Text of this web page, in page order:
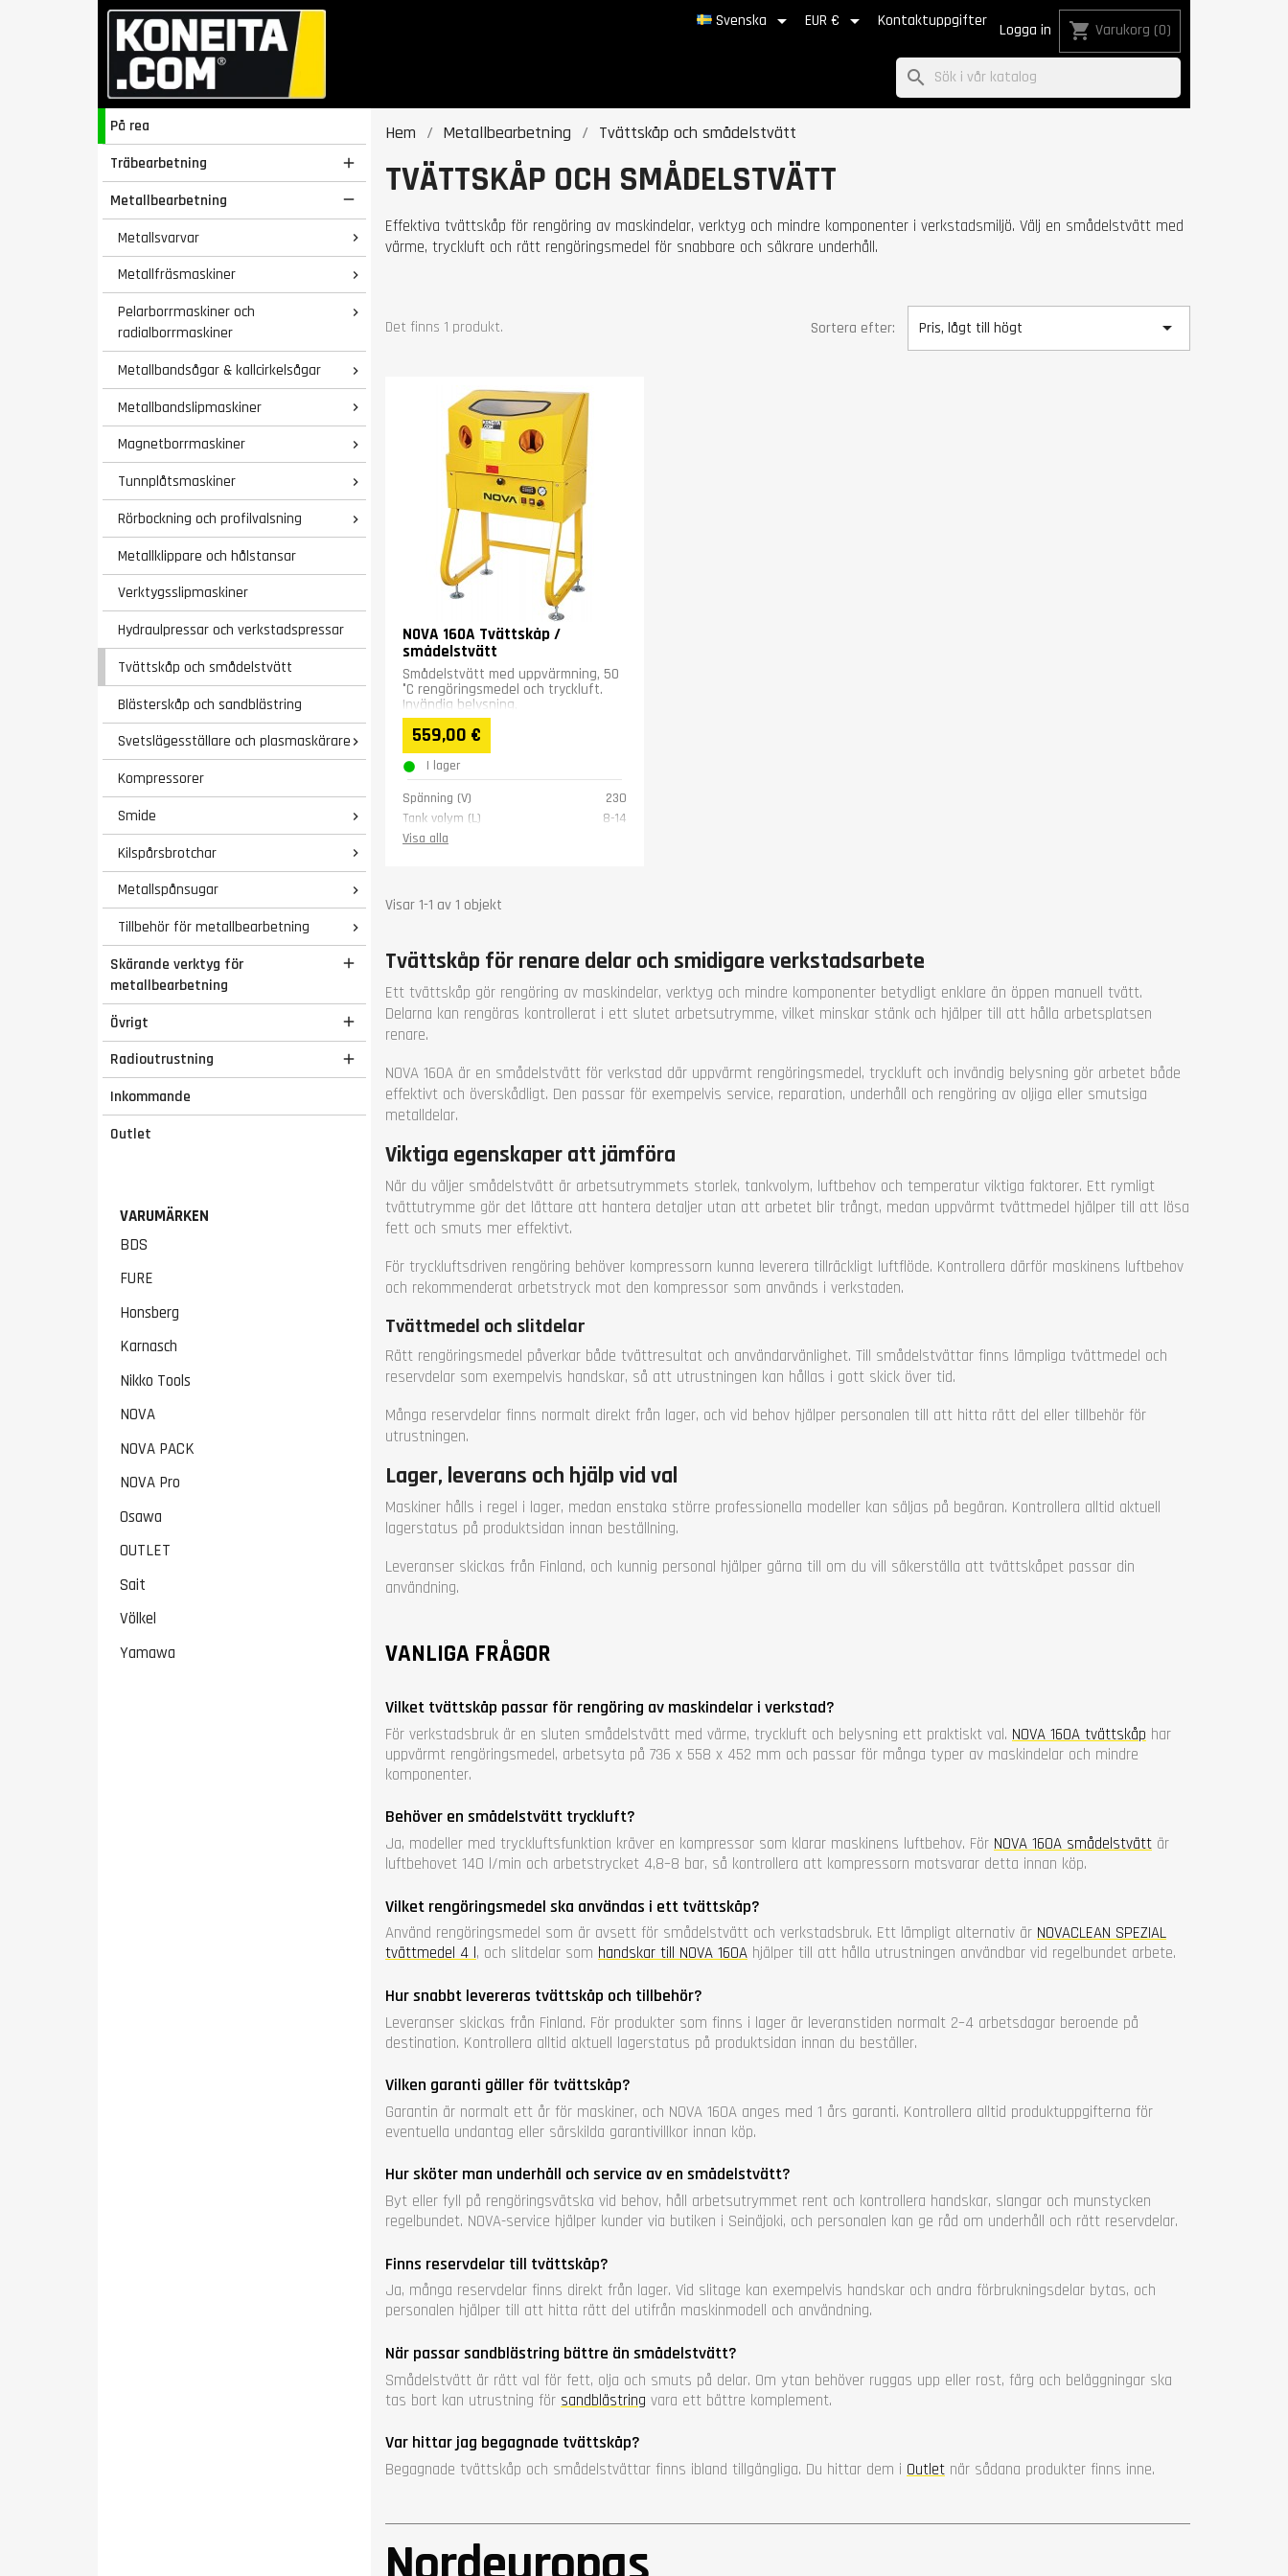
Svenska  EUR €  Kontaktuppgifter Logga in shopping_cart Varukorg (0)
search
På rea
Träbearbetning

Metallbearbetning 
Metallsvarvar 
Metallfräsmaskiner 
Pelarborrmaskiner och
radialborrmaskiner

Metallbandsågar & kallcirkelsågar 
Metallbandslipmaskiner 
Magnetborrmaskiner 
Tunnplåtsmaskiner 
Rörbockning och profilvalsning 
Metallklippare och hålstansar
Verktygsslipmaskiner
Hydraulpressar och verkstadspressar
Tvättskåp och smådelstvätt
Blästerskåp och sandblästring
Svetslägesställare och plasmaskärare
Kompressorer
Smide

Kilspårsbrotchar 
Metallspånsugar 
Tillbehör för metallbearbetning 
Skärande verktyg för
metallbearbetning

Övrigt 
Radioutrustning 
Inkommande
Outlet
VARUMÄRKEN
BDS
FURE
Honsberg
Karnasch
Nikko Tools
NOVA
NOVA PACK
NOVA Pro
Osawa
OUTLET
Sait
Völkel
Yamawa
Hem Metallbearbetning Tvättskåp och smådelstvätt
TVÄTTSKÅP OCH SMÅDELSTVÄTT
Effektiva tvättskåp för rengöring av maskindelar, verktyg och mindre komponenter i verkstadsmiljö. Välj en smådelstvätt med
värme, tryckluft och rätt rengöringsmedel för snabbare och säkrare underhåll.
Det finns 1 produkt. Sortera efter: Pris, lågt till högt 
NOVA 160A Tvättskåp /
smådelstvätt
Smådelstvätt med uppvärmning, 50
°C rengöringsmedel och tryckluft.
Invändig belysning,
vätskenivåövervakning och...
559,00 €
I lager
Spänning (V)
230
Tank volym (L)
8-14
Tvätt återcirkulation (l/min)
Arbetsområdets storlek (mm)
736 x 558 x 452
Garanti
1 år
Visa alla
Visar 1-1 av 1 objekt
Tvättskåp för renare delar och smidigare verkstadsarbete
Ett tvättskåp gör rengöring av maskindelar, verktyg och mindre komponenter betydligt enklare än öppen manuell tvätt.
Delarna kan rengöras kontrollerat i ett slutet arbetsutrymme, vilket minskar stänk och hjälper till att hålla arbetsplatsen
renare.
NOVA 160A är en smådelstvätt för verkstad där uppvärmt rengöringsmedel, tryckluft och invändig belysning gör arbetet både
effektivt och överskådligt. Den passar för exempelvis service, reparation, underhåll och rengöring av oljiga eller smutsiga
metalldelar.
Viktiga egenskaper att jämföra
När du väljer smådelstvätt är arbetsutrymmets storlek, tankvolym, luftbehov och temperatur viktiga faktorer. Ett rymligt
tvättutrymme gör det lättare att hantera detaljer utan att arbetet blir trångt, medan uppvärmt tvättmedel hjälper till att lösa
fett och smuts mer effektivt.
För tryckluftsdriven rengöring behöver kompressorn kunna leverera tillräckligt luftflöde. Kontrollera därför maskinens luftbehov
och rekommenderat arbetstryck mot den kompressor som används i verkstaden.
Tvättmedel och slitdelar
Rätt rengöringsmedel påverkar både tvättresultat och användarvänlighet. Till smådelstvättar finns lämpliga tvättmedel och
reservdelar som exempelvis handskar, så att utrustningen kan hållas i gott skick över tid.
Många reservdelar finns normalt direkt från lager, och vid behov hjälper personalen till att hitta rätt del eller tillbehör för
utrustningen.
Lager, leverans och hjälp vid val
Maskiner hålls i regel i lager, medan enstaka större professionella modeller kan säljas på begäran. Kontrollera alltid aktuell
lagerstatus på produktsidan innan beställning.
Leveranser skickas från Finland, och kunnig personal hjälper gärna till om du vill säkerställa att tvättskåpet passar din
användning.
VANLIGA FRÅGOR
Vilket tvättskåp passar för rengöring av maskindelar i verkstad?
För verkstadsbruk är en sluten smådelstvätt med värme, tryckluft och belysning ett praktiskt val. NOVA 160A tvättskåp har
uppvärmt rengöringsmedel, arbetsyta på 736 x 558 x 452 mm och passar för många typer av maskindelar och mindre
komponenter.
Behöver en smådelstvätt tryckluft?
Ja, modeller med tryckluftsfunktion kräver en kompressor som klarar maskinens luftbehov. För NOVA 160A smådelstvätt är
luftbehovet 140 l/min och arbetstrycket 4,8–8 bar, så kontrollera att kompressorn motsvarar detta innan köp.
Vilket rengöringsmedel ska användas i ett tvättskåp?
Använd rengöringsmedel som är avsett för smådelstvätt och verkstadsbruk. Ett lämpligt alternativ är NOVACLEAN SPEZIAL
tvättmedel 4 l, och slitdelar som handskar till NOVA 160A hjälper till att hålla utrustningen användbar vid regelbundet arbete.
Hur snabbt levereras tvättskåp och tillbehör?
Leveranser skickas från Finland. För produkter som finns i lager är leveranstiden normalt 2–4 arbetsdagar beroende på
destination. Kontrollera alltid aktuell lagerstatus på produktsidan innan du beställer.
Vilken garanti gäller för tvättskåp?
Garantin är normalt ett år för maskiner, och NOVA 160A anges med 1 års garanti. Kontrollera alltid produktuppgifterna för
eventuella undantag eller särskilda garantivillkor innan köp.
Hur sköter man underhåll och service av en smådelstvätt?
Byt eller fyll på rengöringsvätska vid behov, håll arbetsutrymmet rent och kontrollera handskar, slangar och munstycken
regelbundet. NOVA-service hjälper kunder via butiken i Seinäjoki, och personalen kan ge råd om underhåll och rätt reservdelar.
Finns reservdelar till tvättskåp?
Ja, många reservdelar finns direkt från lager. Vid slitage kan exempelvis handskar och andra förbrukningsdelar bytas, och
personalen hjälper till att hitta rätt del utifrån maskinmodell och användning.
När passar sandblästring bättre än smådelstvätt?
Smådelstvätt är rätt val för fett, olja och smuts på delar. Om ytan behöver ruggas upp eller rost, färg och beläggningar ska
tas bort kan utrustning för sandblästring vara ett bättre komplement.
Var hittar jag begagnade tvättskåp?
Begagnade tvättskåp och smådelstvättar finns ibland tillgängliga. Du hittar dem i Outlet när sådana produkter finns inne.